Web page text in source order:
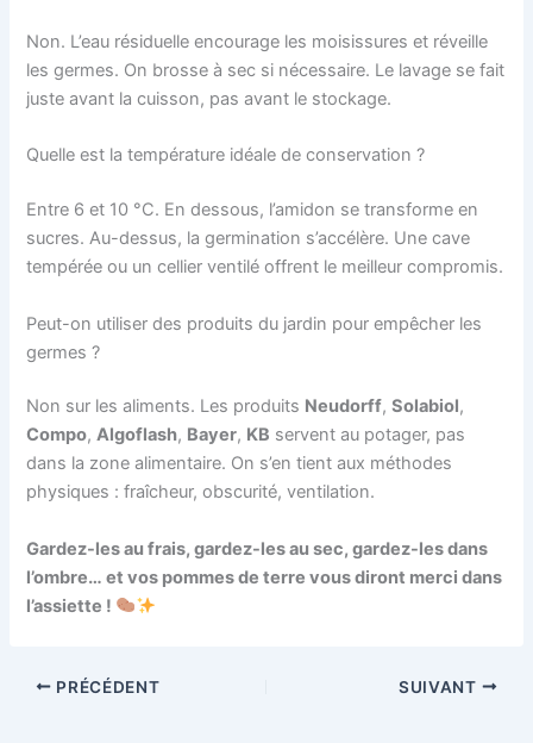
Non. L’eau résiduelle encourage les moisissures et réveille
les germes. On brosse à sec si nécessaire. Le lavage se fait
juste avant la cuisson, pas avant le stockage.
Quelle est la température idéale de conservation ?
Entre 6 et 10 °C. En dessous, l’amidon se transforme en
sucres. Au-dessus, la germination s’accélère. Une cave
tempérée ou un cellier ventilé offrent le meilleur compromis.
Peut-on utiliser des produits du jardin pour empêcher les
germes ?
Non sur les aliments. Les produits Neudorff,Solabiol,
Compo,Algoflash, Bayer, KB servent au potager, pas
dans la zone alimentaire. On s’en tient aux méthodes
physiques : fraîcheur, obscurité, ventilation.
Gardez-les au frais, gardez-les au sec, gardez-les dans
l’ombre… et vos pommes de terre vous diront merci dans
l’assiette !
PRÉCÉDENT SUIVANT